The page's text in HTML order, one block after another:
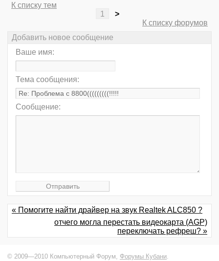
К списку тем
1
>
К списку форумов
Добавить новое сообщение
Ваше имя:
Тема сообщения:
Сообщение:
« Помогите найти драйвер на звук Realtek ALC850 ?
отчего могла перестать видеокарта (AGP)
переключать рефреш? »
© 2009—2010 Компьютерный Форум, Форумы Кубани.